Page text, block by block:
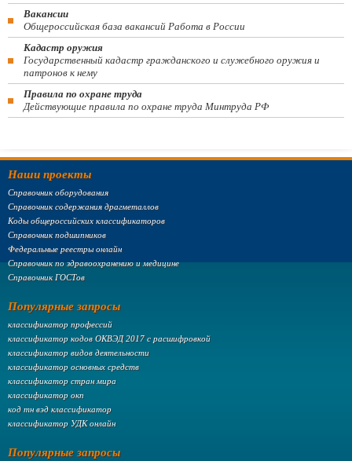
Вакансии
Общероссийская база вакансий Работа в России
Кадастр оружия
Государственный кадастр гражданского и служебного оружия и
патронов к нему
Правила по охране труда
Действующие правила по охране труда Минтруда РФ
Наши проекты
Справочник оборудования
Справочник содержания драгметаллов
Коды общероссийских классификаторов
Справочник подшипников
Федеральные реестры онлайн
Справочник по здравоохранению и медицине
Справочник ГОСТов
Популярные запросы
классификатор профессий
классификатор кодов ОКВЭД 2017 с расшифровкой
классификатор видов деятельности
классификатор основных средств
классификатор стран мира
классификатор окп
код тн вэд классификатор
классификатор УДК онлайн
Популярные запросы